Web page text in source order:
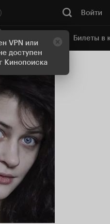
VPN или
доступен
Кинопоиска
Войти
кинотеатр Билеты в